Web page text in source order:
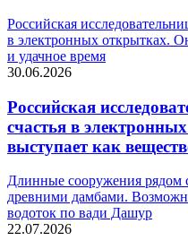
Российская
в электронных открытках.
и удачное время
30.06.2026
Российская
счастья в
выступает как
Длинные сооружения рядом
древними дамбами.
водоток по вади Дашур
22.07.2026